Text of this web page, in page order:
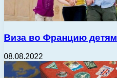
Виза во Францию детям
08.08.2022